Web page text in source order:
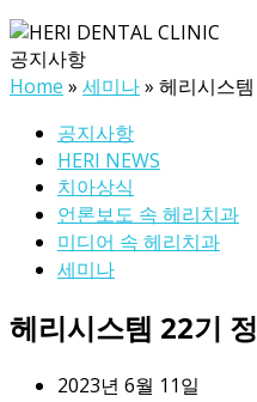
공지사항
Home » 세미나» 헤리시스
공지사항
HERI NEWS
치아상식
언론보도 속 헤리치과
미디어 속 헤리치과
세미나
헤리시스템 22기
2023년 6월 11일